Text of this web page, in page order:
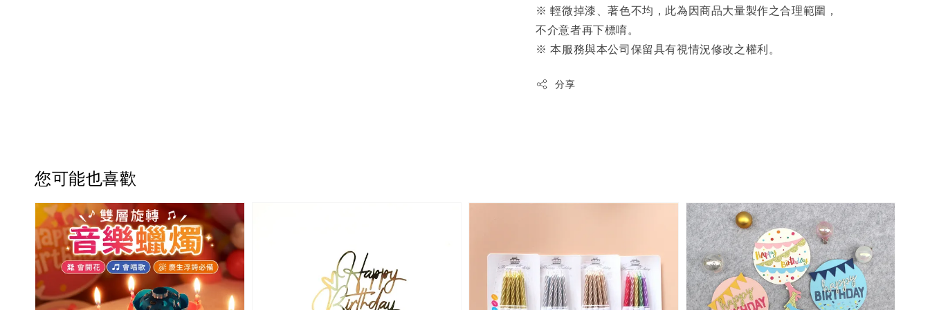
※ 輕微掉漆、著色不均，此為因商品大量製作之合理範圍，
不介意者再下標唷。
※ 本服務與本公司保留具有視情況修改之權利。
分享
您可能也喜歡